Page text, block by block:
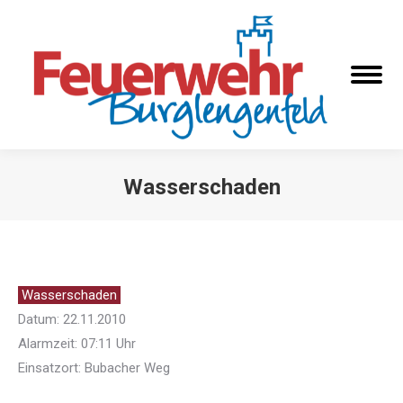
Wasserschaden
Wasserschaden
Datum: 22.11.2010
Alarmzeit: 07:11 Uhr
Einsatzort: Bubacher Weg